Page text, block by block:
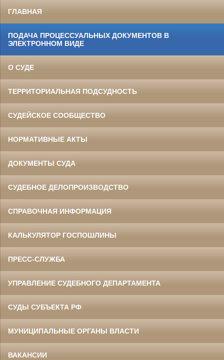
ГЛАВНАЯ
ПОДАЧА ПРОЦЕССУАЛЬНЫХ ДОКУМЕНТОВ В
ЭЛЕКТРОННОМ ВИДЕ
О СУДЕ
ТЕРРИТОРИАЛЬНАЯ ПОДСУДНОСТЬ
СУДЕЙСКОЕ СООБЩЕСТВО
НОРМАТИВНЫЕ АКТЫ
ДОКУМЕНТЫ СУДА
СУДЕБНОЕ ДЕЛОПРОИЗВОДСТВО
СПРАВОЧНАЯ ИНФОРМАЦИЯ
КАЛЬКУЛЯТОР ГОСПОШЛИНЫ
ПРЕСС-СЛУЖБА
УПРАВЛЕНИЕ СУДЕБНОГО ДЕПАРТАМЕНТА
СУДЫ СУБЪЕКТА РФ
МУНИЦИПАЛЬНЫЕ ОРГАНЫ ВЛАСТИ
ВАКАНСИИ